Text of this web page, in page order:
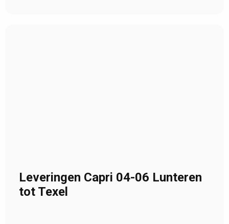
Leveringen Capri 04-06 Lunteren
tot Texel